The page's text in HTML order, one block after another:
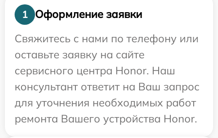
1
Оформление заявки
Свяжитесь с нами по телефону или
оставьте заявку на сайте
сервисного центра Honor. Наш
консультант ответит на Ваш запрос
для уточнения необходимых работ
ремонта Вашего устройства Honor.